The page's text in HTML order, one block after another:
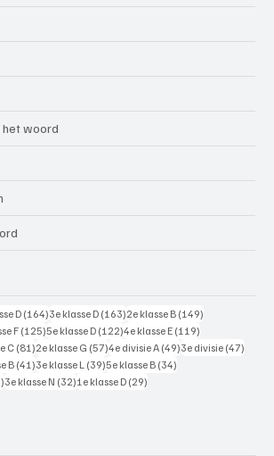
woord
D(164)164 posts
3e klasse D (163)163 posts
2e klasse B (149)
F (125)125 posts
5e klasse D (122)122 posts
4e klasse E (119)
C(81)81 posts
2e klasse G (57)57 posts
4e divisie A (49)49 posts
3e divisie (47)
B (41)41 posts
3e klasse L (39)39 posts
5e klasse B (34)
33 posts
3e klasse N (32)32 posts
1e klasse D (29)